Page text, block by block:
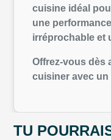
cuisine idéal
une
irréprochable et
Offrez-vous dès
cuisiner avec
TU